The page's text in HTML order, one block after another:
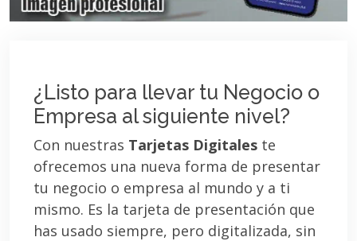
¿Listo para llevar tu Negocio o
Empresa al siguiente nivel?
Con nuestras Tarjetas Digitales te
ofrecemos una nueva forma de presentar
tu negocio o empresa al mundo y a ti
mismo. Es la tarjeta de presentación que
has usado siempre, pero digitalizada, sin